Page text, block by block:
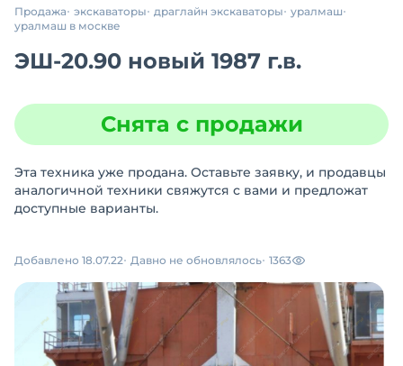
Продажа экскаваторы драглайн экскаваторы уралмаш
уралмаш в москве
ЭШ-20.90 новый 1987 г.в.
Снята с продажи
Эта техника уже продана. Оставьте заявку, и продавцы
аналогичной техники свяжутся с вами и предложат
доступные варианты.
Добавлено 18.07.22 Давно не обновлялось 1363